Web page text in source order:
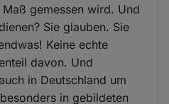
gemessen wird. Und
Sie glauben. Sie
Keine echte
davon. Und
in Deutschland um
in gebildeten